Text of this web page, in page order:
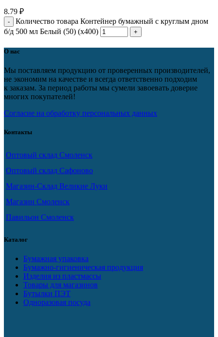
8.79 ₽
Количество товара Контейнер бумажный с круглым дном
б/д 500 мл Белый (50) (х400)
О нас
Мы поставляем продукцию от проверенных производителей,
не экономим на качестве и всегда ответственно подходим
к заказам. За период работы мы сумели завоевать доверие
многих покупателей!
Согласие на обработку персональных данных
Контакты
Оптовый склад Смоленск
Оптовый склад Сафоново
Магазин-Склад Великие Луки
Магазин Смоленск
Павильон Смоленск
Каталог
Бумажная упаковка
Бумажно-гигиеническая продукция
Изделия из пластмассы
Товары для магазинов
Бутылки ПЭТ
Одноразовая посуда